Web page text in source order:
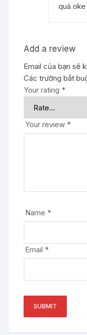
quá
Add a review
Email của bạn sẽ
Các trường bắt
Your rating *
Your review *
Name *
Email *